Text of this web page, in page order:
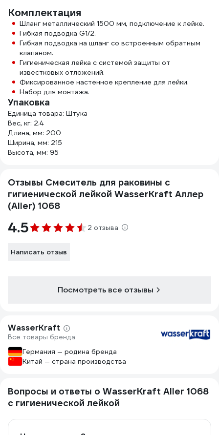
Комплектация
Шланг металлический 1500 мм, подключение к лейке.
Гибкая подводка G1/2.
Гибкая подводка на шланг со встроенным обратным
клапаном.
Гигиеническая лейка с системой защиты от
известковых отложений.
Фиксированное настенное крепление для лейки.
Набор для монтажа.
Упаковка
Единица товара: Штука
Вес, кг: 2.4
Длина, мм: 200
Ширина, мм: 215
Высота, мм: 95
Отзывы Смеситель для раковины с
гигиенической лейкой WasserKraft Аллер
(Aller) 1068
4.5 2 отзыва
Написать отзыв
Посмотреть все отзывы
WasserKraft
Все товары бренда
Германия — родина бренда
Китай — страна производства
Вопросы и ответы о WasserKraft Aller 1068
с гигиенической лейкой